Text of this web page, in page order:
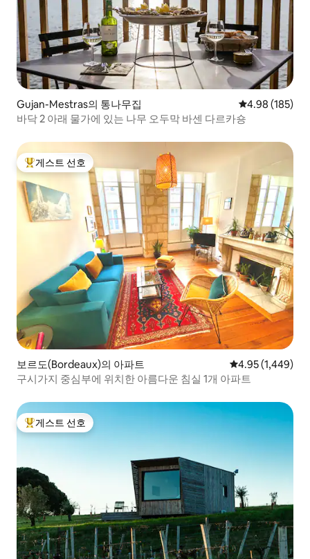
Gujan-Mestras의 통나무집 평점 4.98점(5
4.98 (185)
바닥 2 아래 물가에 있는 나무 오두막 바센 다르카숑
상위 게스트 선호
게스트 선호
보르도(Bordeaux)의 아파트 평점 4.95점(5점
4.95 (1,449)
구시가지 중심부에 위치한 아름다운 침실 1개 아파트
상위 게스트 선호
게스트 선호